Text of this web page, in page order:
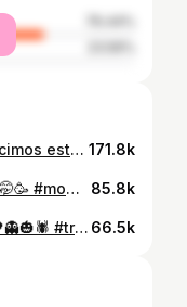
¿Adivinen quien pagó? 🤣🤣🤣 Hicimos este reto en el desayuno, a ver cuanto se aguantaban y quien duraba más sin hablar de sus hijos 🥹.. ¿quién creen que perdió? 🤣🤣🤣 Ps: Había una hasta nerviosa🤣 #funmoms #momlife #mommychallenge 171.8k
¿Qué creen de esta propuesta? 🤭🥳 #momslife #justforfun #funnyvideos #momlife @nicolemtorres @raisingallegrayandres @sarah.ricarth @sarahlopezjorge @valenavellaneda @nona_bolonotto @claudia_santelises @mamipulpord 85.8k
Cuesta Hermosa Trick or Treat 🖤👻🎃🕷️ #trickortreat #halloween 66.5k